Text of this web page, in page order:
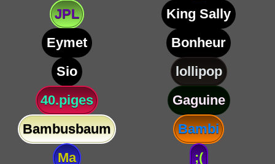
JPL
King Sally
Eymet
Bonheur
Sio
lollipop
40.piges
Gaguine
Bambusbaum
Bambi
Ma
;(